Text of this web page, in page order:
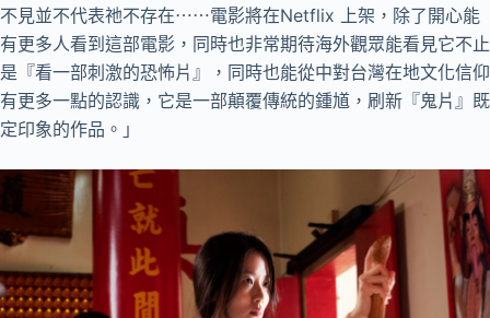
不見並不代表祂不存在⋯⋯電影將在Netflix 上架，除了開心能
有更多人看到這部電影，同時也非常期待海外觀眾能看見它不止
是『看一部刺激的恐怖片』，同時也能從中對台灣在地文化信仰
有更多一點的認識，它是一部顛覆傳統的鍾馗，刷新『鬼片』既
定印象的作品。」